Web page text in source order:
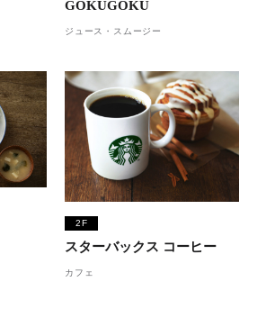
GOKUGOKU
ジュース・スムージー
2F
スターバックス コーヒー
カフェ